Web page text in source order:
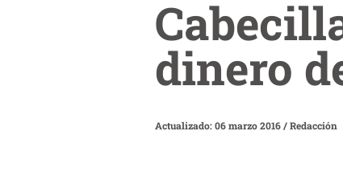
dinero
Actualizado: 06 marzo 2016/Redacción